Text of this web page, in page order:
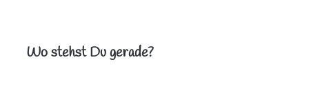
Wo stehst Du gerade?